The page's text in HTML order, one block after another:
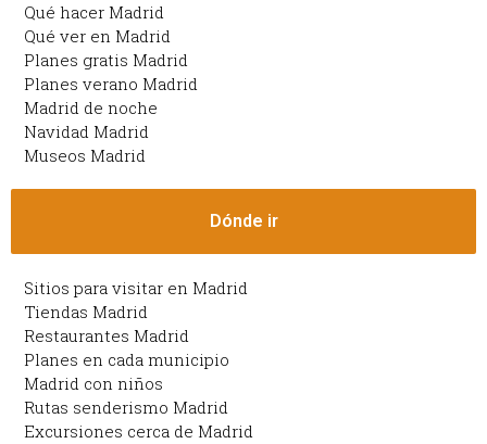
Qué hacer Madrid
Qué ver en Madrid
Planes gratis Madrid
Planes verano Madrid
Madrid de noche
Navidad Madrid
Museos Madrid
Dónde ir
Sitios para visitar en Madrid
Tiendas Madrid
Restaurantes Madrid
Planes en cada municipio
Madrid con niños
Rutas senderismo Madrid
Excursiones cerca de Madrid